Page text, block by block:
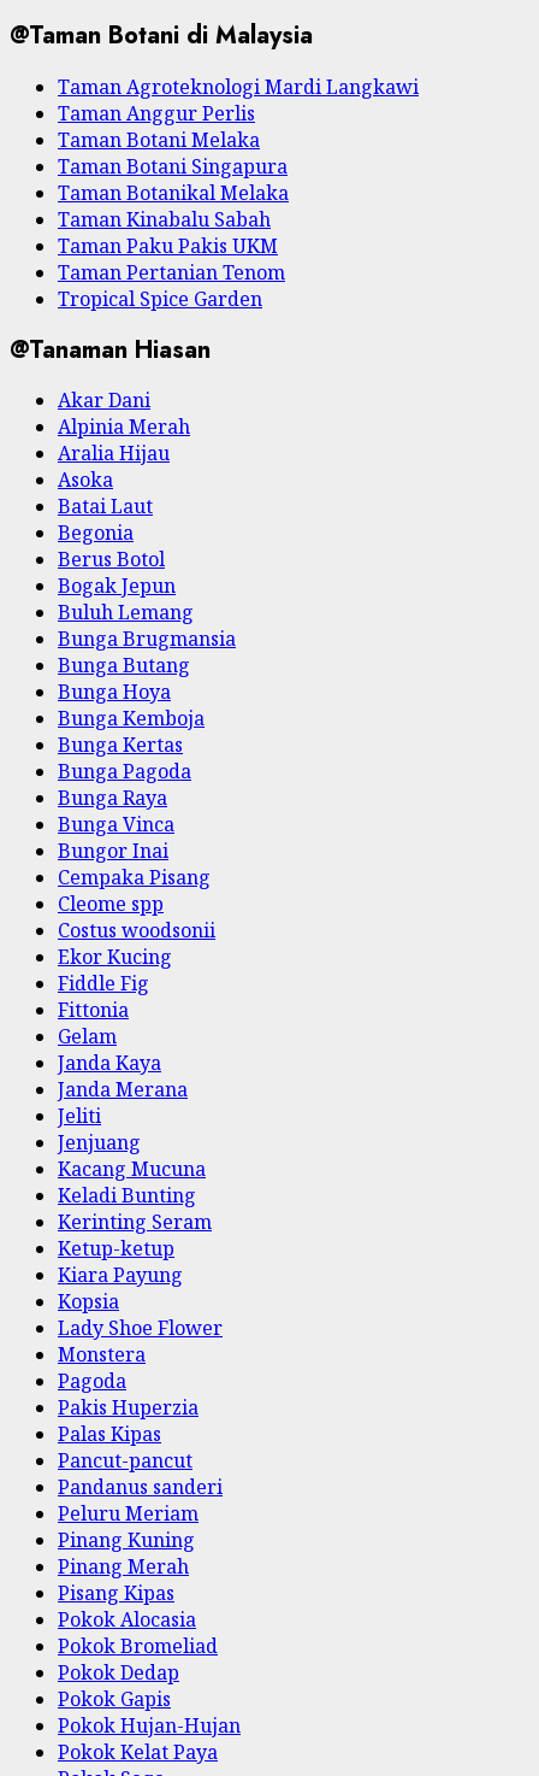
@Taman Botani di Malaysia
Taman Agroteknologi Mardi Langkawi
Taman Anggur Perlis
Taman Botani Melaka
Taman Botani Singapura
Taman Botanikal Melaka
Taman Kinabalu Sabah
Taman Paku Pakis UKM
Taman Pertanian Tenom
Tropical Spice Garden
@Tanaman Hiasan
Akar Dani
Alpinia Merah
Aralia Hijau
Asoka
Batai Laut
Begonia
Berus Botol
Bogak Jepun
Buluh Lemang
Bunga Brugmansia
Bunga Butang
Bunga Hoya
Bunga Kemboja
Bunga Kertas
Bunga Pagoda
Bunga Raya
Bunga Vinca
Bungor Inai
Cempaka Pisang
Cleome spp
Costus woodsonii
Ekor Kucing
Fiddle Fig
Fittonia
Gelam
Janda Kaya
Janda Merana
Jeliti
Jenjuang
Kacang Mucuna
Keladi Bunting
Kerinting Seram
Ketup-ketup
Kiara Payung
Kopsia
Lady Shoe Flower
Monstera
Pagoda
Pakis Huperzia
Palas Kipas
Pancut-pancut
Pandanus sanderi
Peluru Meriam
Pinang Kuning
Pinang Merah
Pisang Kipas
Pokok Alocasia
Pokok Bromeliad
Pokok Dedap
Pokok Gapis
Pokok Hujan-Hujan
Pokok Kelat Paya